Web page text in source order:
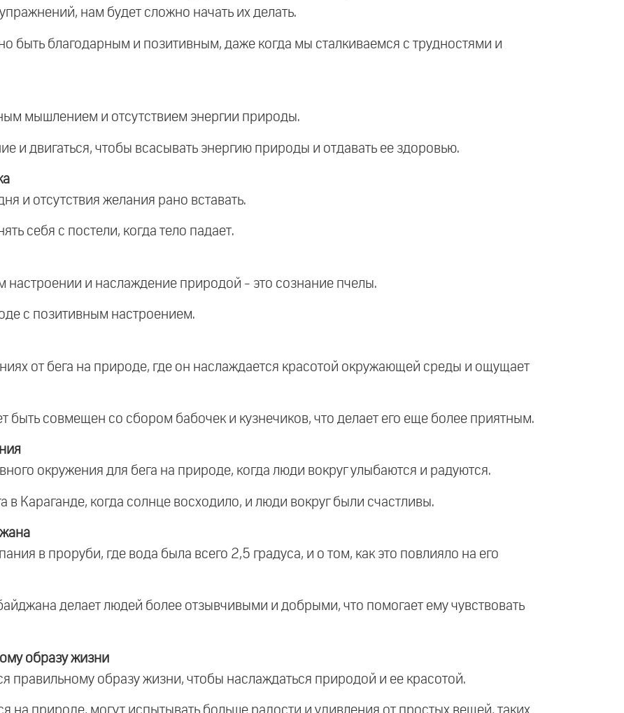
нам будет сложно начать их делать.
быть благодарным и позитивным, даже когда мы сталкиваемся с трудностями и
мышлением и отсутствием энергии природы.
и двигаться, чтобы всасывать энергию природы и отдавать ее здоровью.
и отсутствия желания рано вставать.
себя с постели, когда тело падает.
настроении и наслаждение природой - это сознание пчелы.
с позитивным настроением.
от бега на природе, где он наслаждается красотой окружающей среды и ощущает
быть совмещен со сбором бабочек и кузнечиков, что делает его еще более приятным.
окружения для бега на природе, когда люди вокруг улыбаются и радуются.
Караганде, когда солнце восходило, и люди вокруг были счастливы.
в проруби, где вода была всего 2,5 градуса, и о том, как это повлияло на его
делает людей более отзывчивыми и добрыми, что помогает ему чувствовать
образу жизни
правильному образу жизни, чтобы наслаждаться природой и ее красотой.